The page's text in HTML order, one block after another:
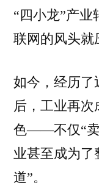
“四小龙”产
联网的风头就
如今，经历了
后，工业再次
色——不仅“卖
业甚至成为了
道”。